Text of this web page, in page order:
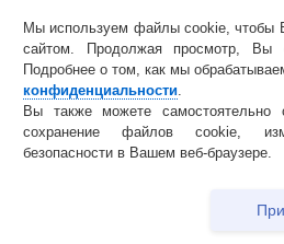
для получения подробных данных
И ПРАЗДНИКИ
Мы используем файлы cookie, чтобы
сайтом. Продолжая просмотр, Вы
Подробнее о том, как мы
конфиденциальности.
Вы также можете самостоятельно
сохранение файлов cookie,
безопасности в Вашем веб-браузере.